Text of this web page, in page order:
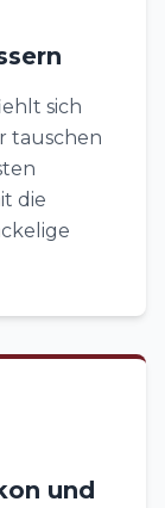
sich
tauschen
die
und